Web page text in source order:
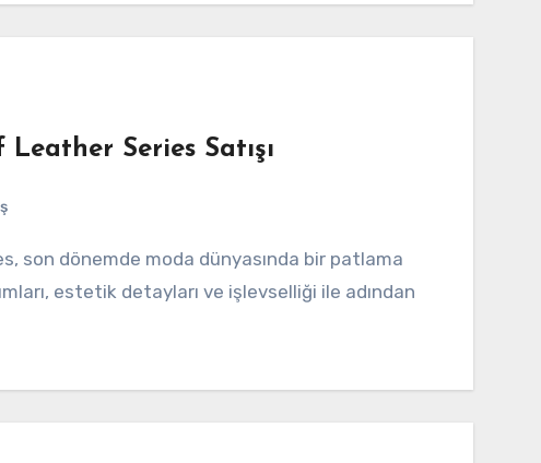
Series Satışı
estetik detayları ve işlevselliği ile adından